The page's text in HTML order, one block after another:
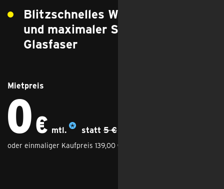
Blitzschnelles WLAN mit Wi-Fi 6
und maximaler Speed direkt über
Glasfaser
Mietpreis
0 €
0€ mtl. statt 5 €
oder einmaliger Kaufpreis 139,00 €